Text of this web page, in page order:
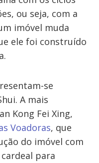
ou seja, com a
imóvel muda
ele foi construído
se
A mais
Kong Fei Xing,
Voadoras, que
do imóvel com
para